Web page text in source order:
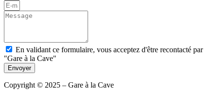
En validant ce formulaire, vous acceptez d'être recontacté par
"Gare à la Cave"
Envoyer
Copyright © 2025 – Gare à la Cave